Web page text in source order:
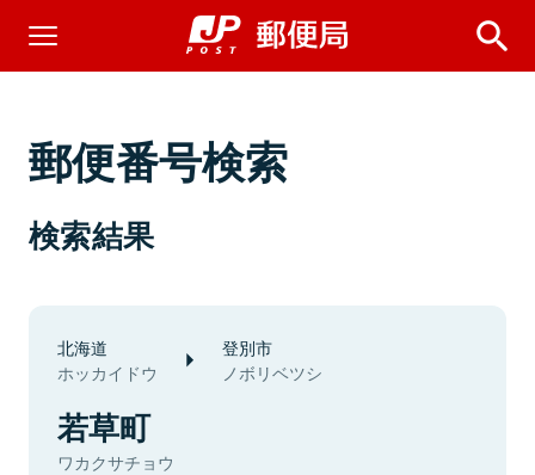
郵便番号検索
検索結果
北海道
ホッカイドウ
登別市
ノボリベツシ
若草町
ワカクサチョウ